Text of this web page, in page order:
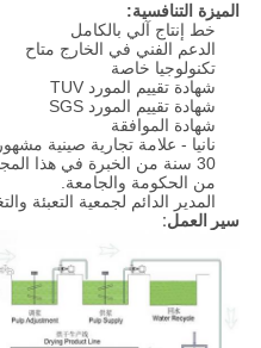
الميزة التنافسية:
خط إنتاج آلي بالكامل
الدعم الفني في الخارج متاح
تكنولوجيا خاصة
شهادة تقييم المورد TUV
شهادة تقييم المورد SGS
شهادة الموافقة
نانيا - علامة تجارية صينية
30 سنة من الخبرة في هذا
من الحكومة والجامعة.
المدير الدائم لجمعية التعبئة
سير العمل: